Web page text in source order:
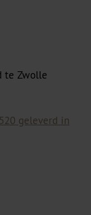
te Zwolle